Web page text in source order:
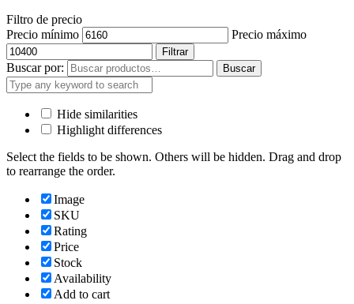
Filtro de precio
Precio mínimo
Precio máximo
Filtrar
Buscar por: Buscar
Hide similarities
Highlight differences
Select the fields to be shown. Others will be hidden. Drag and drop
to rearrange the order.
Image
SKU
Rating
Price
Stock
Availability
Add to cart